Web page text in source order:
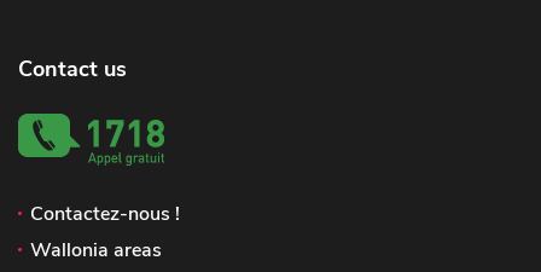
Contact us
Contactez-nous !
Wallonia areas